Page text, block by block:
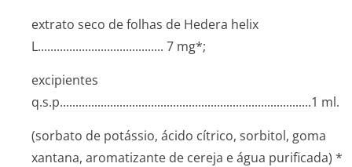
extrato seco de folhas de Hedera helix
L............­.............­.............­.. 7 mg*;
excipientes
q.s.p........­.............­.............­.............­.............­.............­.......1 ml.
(sorbato de potássio, ácido cítrico, sorbitol, goma
xantana, aromatizante de cereja e água purificada) *